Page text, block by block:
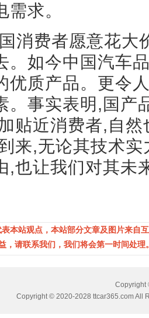
需求。
消费者愿意花大
。如今中国汽车
优质产品。更令
。事实表明,国产
贴近消费者,自
来,无论其技术
,也让我们对其未
本站观点，本站部分文章及图片来自
，请联系我们，我们将会第一时间处
Copyright
Copyright © 2020-2028 ttcar365.com All